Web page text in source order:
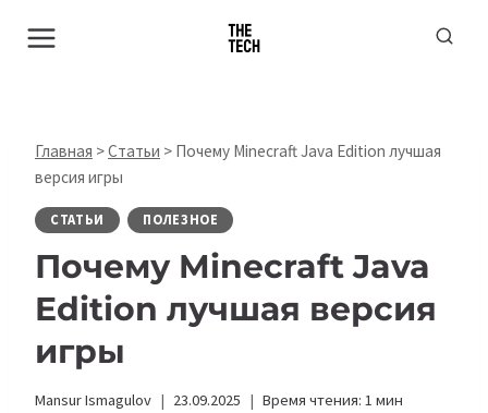
Главная >Статьи > Почему Minecraft Java Edition лучшая
версия игры
СТАТЬИ ПОЛЕЗНОЕ
Почему Minecraft Java
Edition лучшая версия
игры
Mansur Ismagulov 23.09.2025 Время чтения: 1 мин